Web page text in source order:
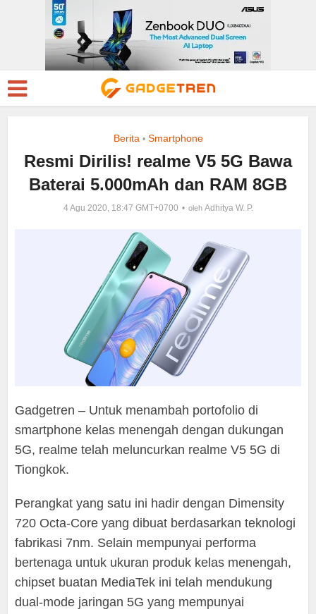
Berita • Smartphone
Resmi Dirilis! realme V5 5G Bawa
Baterai 5.000mAh dan RAM 8GB
4 Agu 2020, 18:47 GMT+0700 oleh Adhitya W. P.
Gadgetren – Untuk menambah portofolio di
smartphone kelas menengah dengan dukungan
5G, realme telah meluncurkan realme V5 5G di
Tiongkok.
Perangkat yang satu ini hadir dengan Dimensity
720 Octa-Core yang dibuat berdasarkan teknologi
fabrikasi 7nm. Selain mempunyai performa
bertenaga untuk ukuran produk kelas menengah,
chipset buatan MediaTek ini telah mendukung
dual-mode jaringan 5G yang mempunyai